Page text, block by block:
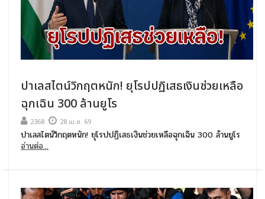
ปาเลสไตน์วิกฤตหนัก! ยุโรปปฏิเสธเงินช่วยเหลือ
ฉุกเฉิน 300 ล้านยูโร
2368 28 เม.ย. 69
ปาเลสไตน์วิกฤตหนัก! ยุโรปปฏิเสธเงินช่วยเหลือฉุกเฉิน 300 ล้านยูโร
อ่านต่อ...